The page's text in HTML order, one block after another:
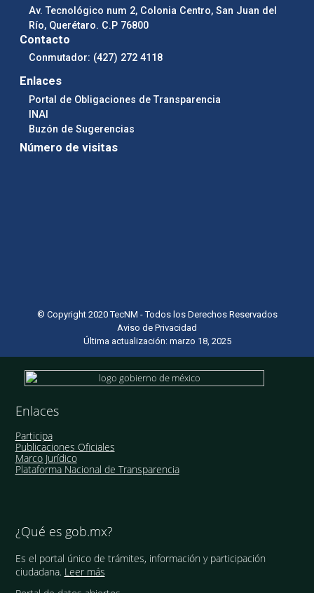
Av. Tecnológico num 2, Colonia Centro, San Juan del
Río, Querétaro. C.P 76800
Contacto
Conmutador: (427) 272 4118
Enlaces
Portal de Obligaciones de Transparencia
INAI
Buzón de Sugerencias
Número de visitas
© Copyright 2020 TecNM - Todos los Derechos Reservados
Aviso de Privacidad
Última actualización: marzo 18, 2025
Enlaces
Participa
Publicaciones Oficiales
Marco Jurídico
Plataforma Nacional de Transparencia
¿Qué es gob.mx?
Es el portal único de trámites, información y participación
ciudadana. Leer más